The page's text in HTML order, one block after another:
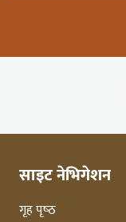
साइट नेभिगेशन
गृह पृष्‍ठ